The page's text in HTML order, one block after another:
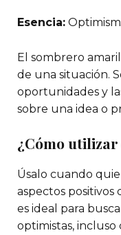
Esencia:
El sombrero
de una situación.
oportunidades y
sobre una idea o
¿Cómo
Úsalo cuando
aspectos positivos
es ideal para
optimistas, incluso